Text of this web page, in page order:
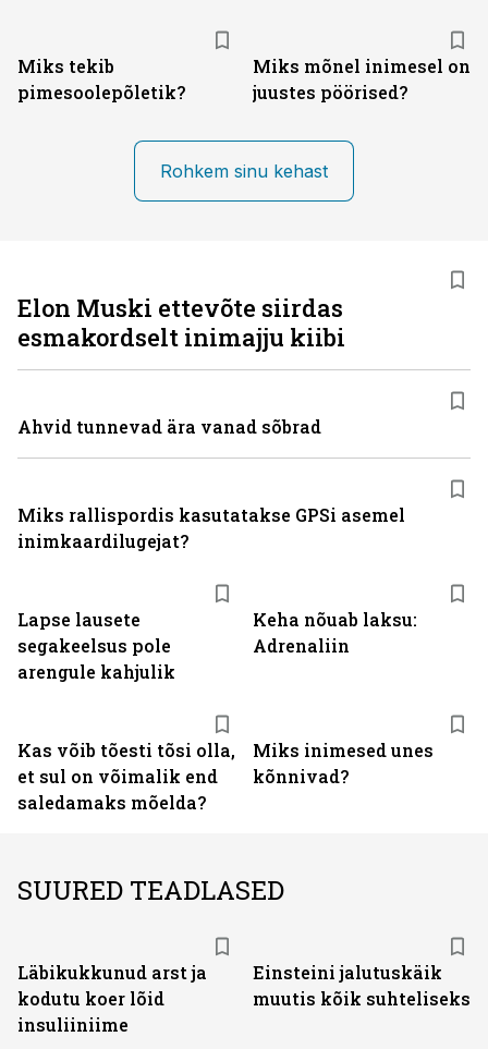
Miks tekib
pimesoolepõletik?
Miks mõnel inimesel on
juustes pöörised?
Rohkem sinu kehast
Lapse lausete
segakeelsus pole
arengule kahjulik
Keha nõuab laksu:
Adrenaliin
Kas võib tõesti tõsi olla,
et sul on võimalik end
saledamaks mõelda?
Miks inimesed unes
kõnnivad?
Elon Muski ettevõte siirdas
esmakordselt inimajju kiibi
Ahvid tunnevad ära vanad sõbrad
Miks rallispordis kasutatakse GPSi asemel
inimkaardilugejat?
SUURED TEADLASED
Läbikukkunud arst ja
kodutu koer lõid
insuliiniime
Einsteini jalutuskäik
muutis kõik suhteliseks